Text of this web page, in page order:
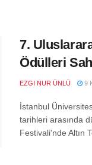
7.
Ödülleri
EZGI NUR ÜNLÜ 9
İstanbul
tarihleri arasında
Festivali'nde Altın